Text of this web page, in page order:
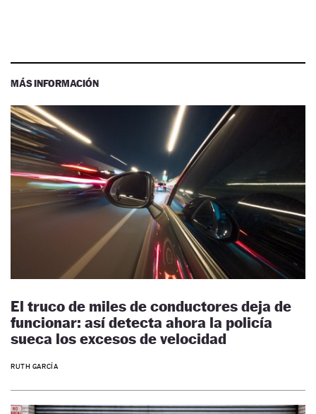
MÁS INFORMACIÓN
El truco de miles de conductores deja de
funcionar: así detecta ahora la policía
sueca los excesos de velocidad
RUTH GARCÍA